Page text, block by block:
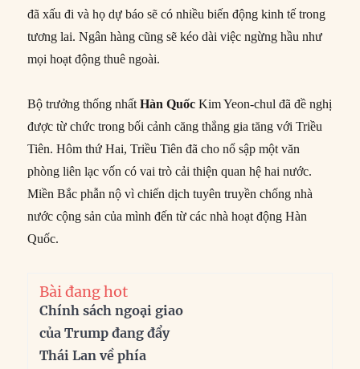
đã xấu đi và họ dự báo sẽ có nhiều biến động kinh tế trong
tương lai. Ngân hàng cũng sẽ kéo dài việc ngừng hầu như
mọi hoạt động thuê ngoài.
Bộ trưởng thống nhấtHàn Quốc Kim Yeon-chul đã đề nghị
được từ chức trong bối cảnh căng thẳng gia tăng với Triều
Tiên. Hôm thứ Hai, Triều Tiên đã cho nổ sập một văn
phòng liên lạc vốn có vai trò cải thiện quan hệ hai nước.
Miền Bắc phẫn nộ vì chiến dịch tuyên truyền chống nhà
nước cộng sản của mình đến từ các nhà hoạt động Hàn
Quốc.
Bài đang hot
Chính sách ngoại giao
của Trump đang đẩy
Thái Lan về phía